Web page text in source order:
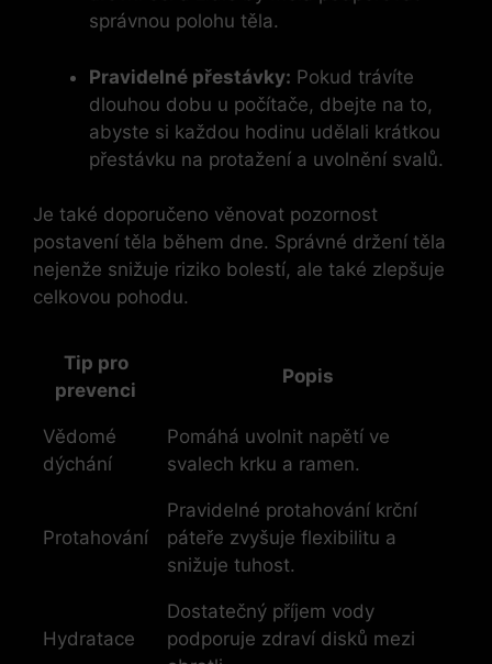
‍správnou polohu‍ těla.
Pravidelné ‌přestávky: Pokud ⁢trávíte
dlouhou dobu ‌u počítače, dbejte ⁤na‌ to,
‌abyste si každou hodinu udělali krátkou
přestávku na protažení a uvolnění⁣ svalů.
Je také doporučeno věnovat pozornost
postavení ⁣těla během dne.⁢ Správné držení těla
nejenže snižuje riziko bolestí, ale také zlepšuje
celkovou ⁣pohodu.
Tip pro⁣
prevenci
Popis
Vědomé
dýchání
Pomáhá uvolnit napětí ve
‍svalech krku⁢ a ramen.
Protahování
Pravidelné‌ protahování krční
páteře ⁤zvyšuje flexibilitu ⁤a
snižuje tuhost.
Hydratace
Dostatečný příjem vody
podporuje zdraví disků mezi